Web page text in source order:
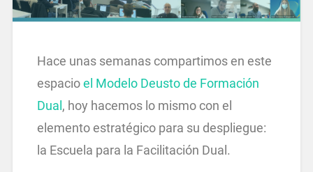
Hace unas semanas compartimos en este
espacioel Modelo Deusto de Formación
Dual , hoy hacemos lo mismo con el
elemento estratégico para su despliegue:
la Escuela para la Facilitación Dual.